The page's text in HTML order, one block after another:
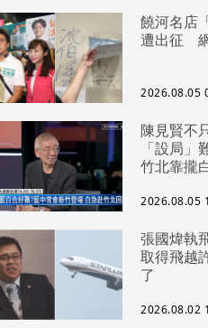
饒河名店
遭出征
2026.08.05
陳見賢不
「設局
竹北靠攏
2026.08.05
張國煒執
取得飛越
了
2026.08.02